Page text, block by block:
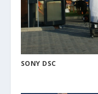
SONY DSC